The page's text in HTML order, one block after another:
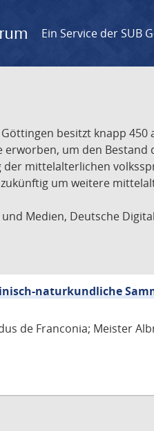
Ein Service der SUB
besitzt knapp
um den
mittelalterlichen
um weitere
Medien, Deutsche
naturkundliche
de Franconia; Meister